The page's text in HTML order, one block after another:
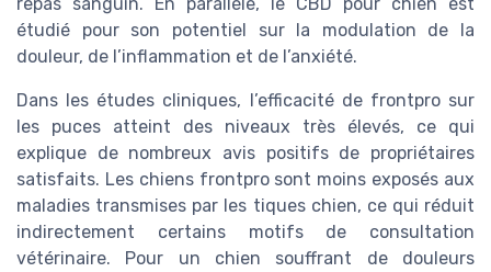
étudié pour son potentiel sur la modulation de la
douleur, de l’inflammation et de l’anxiété.
Dans les études cliniques, l’efficacité de frontpro sur
les puces atteint des niveaux très élevés, ce qui
explique de nombreux avis positifs de propriétaires
satisfaits. Les chiens frontpro sont moins exposés aux
maladies transmises par les tiques chien, ce qui réduit
indirectement certains motifs de consultation
vétérinaire. Pour un chien souffrant de douleurs